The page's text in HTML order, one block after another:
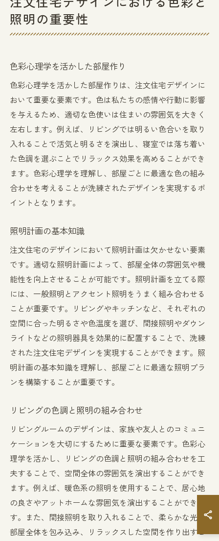
照明の重要性
色彩心理学を活かした部屋作り
色彩心理学を活かした部屋作りは、注文住宅デザインに
おいて重要な要素です。色は私たちの感情や行動に影響
を与えるため、適切な色使いは住まいの雰囲気を大きく
左右します。例えば、リビングでは明るい色合いを取り
入れることで活気と明るさを演出し、寝室では落ち着い
た色調を選ぶことでリラックス効果を高めることができ
ます。色彩心理学を理解し、部屋ごとに最適な色の組み
合わせを考えることが洗練されたデザインを実現するポ
イントとなります。
照明計画の基本知識
注文住宅のデザインにおいて照明計画は欠かせない要素
です。適切な照明計画によって、部屋全体の雰囲気や機
能性を向上させることが可能です。照明計画を立てる際
には、一般照明とアクセント照明をうまく組み合わせる
ことが重要です。リビングやキッチンなど、それぞれの
空間に合った明るさや色温度を選び、間接照明やダウン
ライトなどの照明器具を効果的に配置することで、洗練
された注文住宅デザインを実現することができます。照
明計画の基本知識を理解し、部屋ごとに最適な照明プラ
ンを構築することが重要です。
リビングの色調と照明の組み合わせ
リビングルームのデザインは、家族や友人とのコミュニ
ケーションを大切にするために重要な要素です。色彩心
理学を活かし、リビングの色調と照明の組み合わせを工
夫することで、空間全体の雰囲気を演出することができ
ます。例えば、暖色系の照明を使用することで、居心地
の良さやアットホームな雰囲気を演出することができま
す。また、間接照明を取り入れることで、柔らかな光が
部屋全体を包み込み、リラックスした空間を作り出すこ